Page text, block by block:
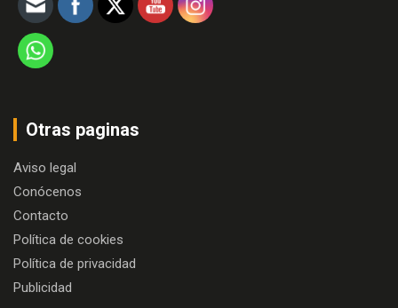
Otras paginas
Aviso legal
Conócenos
Contacto
Política de cookies
Política de privacidad
Publicidad